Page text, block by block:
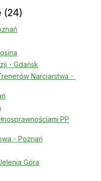
(24)
・Gdańsk
Narciarstwa・
PP
・Poznań
Góra